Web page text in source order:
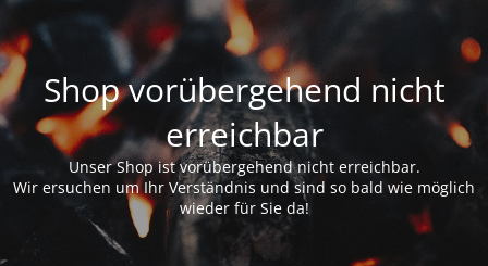
Shop vorübergehend nicht
erreichbar
Unser Shop ist vorübergehend nicht erreichbar.
Wir ersuchen um Ihr Verständnis und sind so bald wie möglich
wieder für Sie da!